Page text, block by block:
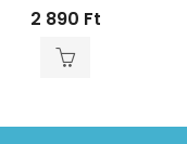
2 890 Ft